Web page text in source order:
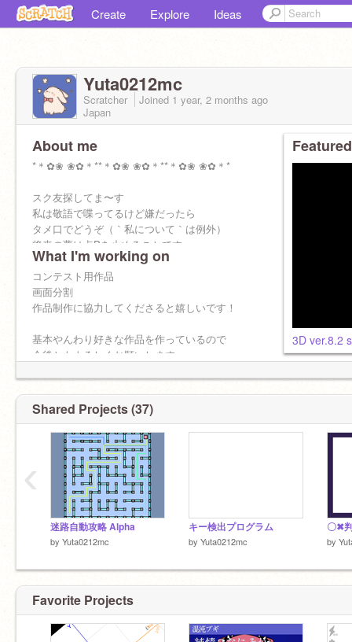
Create Explore Ideas
Yuta0212mc
Scratcher Joined 1 year, 2 months ago
Japan
About me
*＊✿❀ ❀✿＊**＊✿❀ ❀✿＊**＊✿❀ ❀✿＊*
スク友探してま〜す
私は敬語で喋ってるけど嫌だったら
タメ口でどうぞ（｀私について｀は例外）
将来の夢は点Pを止めることです
＼(^o^)／
フォローしてくれると嬉しいです！
よろしくおねがいします_(._.)_
What I'm working on
コンテスト用作品
画面分割
作品制作に協力してくださると嬉しいです！
基本やんわり好きな作品を作っているので
今後ともよろしくお願いします
スク友
@Asugayokunaru
リア友
＠HIMAWARI371
＠Asukakakutera
＠syakenoou
@I_want_a_star
@tosi0803
@makaron95
3D ver.8.2
Shared Projects (37)
迷路自動攻略 Alpha
by Yuta0212mc
キー検出プログラム
by Yuta0212mc
〇✖
by
‹
Favorite Projects